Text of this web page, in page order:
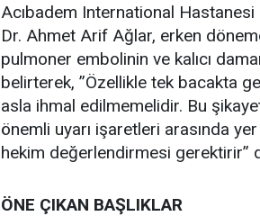
Acıbadem International
Dr. Ahmet Arif Ağlar, erken
pulmoner embolinin ve kalıcı
belirterek, ”Özellikle tek bacakta
asla ihmal edilmemelidir. Bu
önemli uyarı işaretleri arasında
hekim değerlendirmesi gerektirir”
ÖNE ÇIKAN BAŞLIKLAR